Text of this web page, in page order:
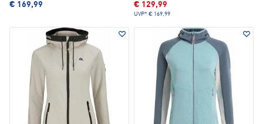
€ 169,99 € 129,99
UVP* € 169,99